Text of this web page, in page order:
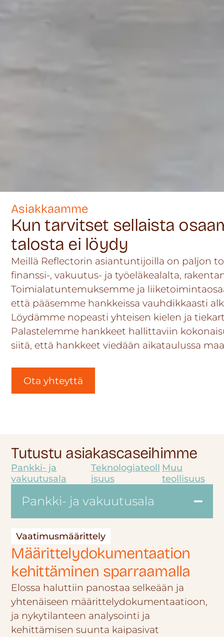
Asiakkaamme
Kun tarvitset sellaista
talosta ei löydy
Meillä Reflectorin asiantuntijoilla on paljon
finanssi-, vakuutus- ja työeläkealalta,
Toimialatuntemuksemme ja
että pääsemme hankkeissa vauhdikkaasti
Löydämme nopeasti yhteisen kielen ja
Palastelemme hankkeet hallittaviin
siitä, että hankkeet viedään aikataulussa
Ota yhteyttä
Tutustu asiakascaseihimme
Pankki- ja
vakuutusala
Teknologiateoll
isuus
Muu
teollisuus
Pankki- ja vakuutusala
Vaatimusmäärittely
Määrittelydokumentaation
kehittäminen sparraamalla
Elossa haluttiin panostaa selkeään ja
yhtenäiseen määrittelydokumentaatioon,
ja nykytilanteen analysointi ja
kehittämisen suunta kaipasivat